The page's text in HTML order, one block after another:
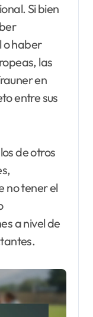
Si bien
o haber
las
en
entre sus
de otros
no tener el
a nivel de